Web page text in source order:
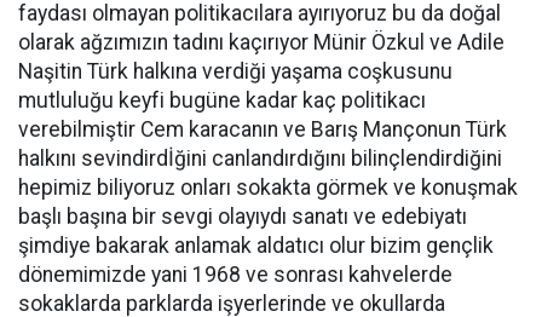
faydası olmayan politikacılara ayırıyoruz bu da doğal
olarak ağzımızın tadını kaçırıyor Münir Özkul ve Adile
Naşitin Türk halkına verdiği yaşama coşkusunu
mutluluğu keyfi bugüne kadar kaç politikacı
verebilmiştir Cem karacanın ve Barış Mançonun Türk
halkını sevindirdİğini canlandırdığını bilinçlendirdiğini
hepimiz biliyoruz onları sokakta görmek ve konuşmak
başlı başına bir sevgi olayıydı sanatı ve edebiyatı
şimdiye bakarak anlamak aldatıcı olur bizim gençlik
dönemimizde yani 1968 ve sonrası kahvelerde
sokaklarda parklarda işyerlerinde ve okullarda